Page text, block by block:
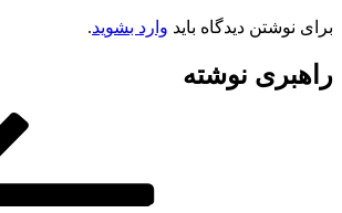
برای نوشتن دیدگاه باید وارد بشوید.
راهبری نوشته